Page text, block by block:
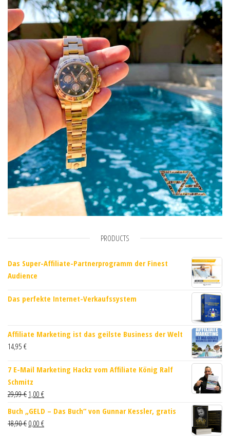
PRODUCTS
Das Super-Affiliate-Partnerprogramm der Finest
Audience
Das perfekte Internet-Verkaufssystem
Affiliate Marketing ist das geilste Business der Welt
14,95 €
7 E-Mail Marketing Hackz vom Affiliate König Ralf
Schmitz
29,99€ 1,00 €
Buch „GELD – Das Buch“ von Gunnar ​Kessler, gratis
18,90€ 0,00 €